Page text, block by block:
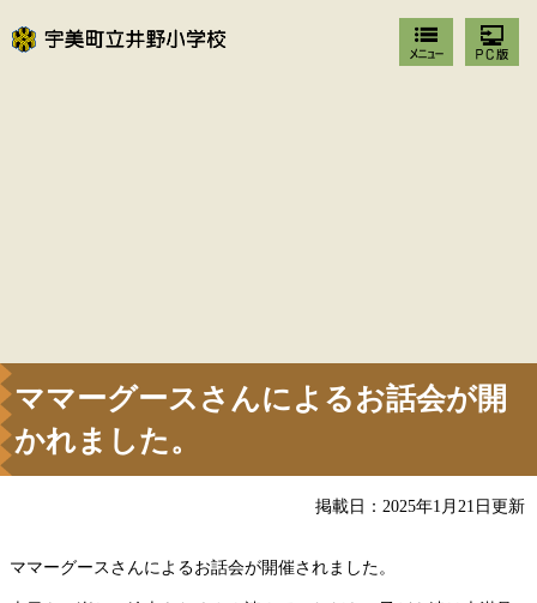
ママーグースさんによるお話会が開
かれました。
掲載日：2025年1月21日更新
ママーグースさんによるお話会が開催されました。